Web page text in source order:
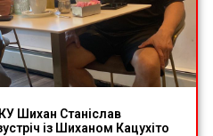
Шихан Станіслав
із Шиханом Кацухіто